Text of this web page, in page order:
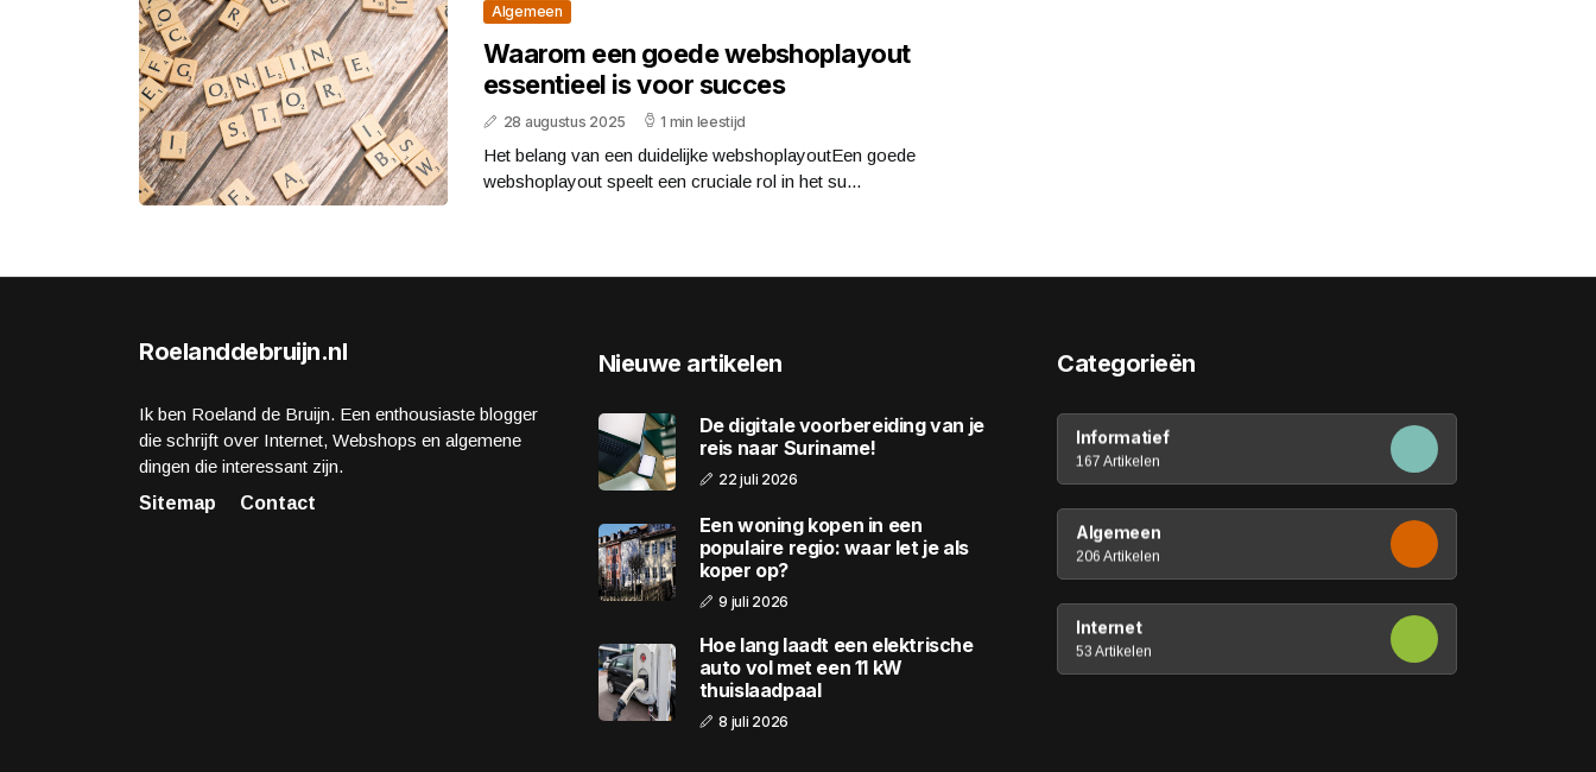
Algemeen
Waarom een goede webshoplayout
essentieel is voor succes
28 augustus 2025 1 min leestijd
Het belang van een duidelijke webshoplayoutEen goede
webshoplayout speelt een cruciale rol in het su...
Roelanddebruijn.nl
Ik ben Roeland de Bruijn. Een enthousiaste blogger
die schrijft over Internet, Webshops en algemene
dingen die interessant zijn.
Sitemap
Contact
Nieuwe artikelen
De digitale voorbereiding van je
reis naar Suriname!
22 juli 2026
Een woning kopen in een
populaire regio: waar let je als
koper op?
9 juli 2026
Hoe lang laadt een elektrische
auto vol met een 11 kW
thuislaadpaal
8 juli 2026
Categorieën
Informatief
167 Artikelen
Algemeen
206 Artikelen
Internet
53 Artikelen